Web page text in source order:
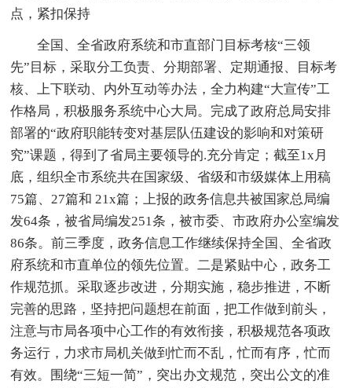
点，紧扣保持
全国、全省政府系统和市直部门目标考核“三领
先”目标，采取分工负责、分期部署、定期通报、目标考
核、上下联动、内外互动等办法，全力构建“大宣传”工
作格局，积极服务系统中心大局。完成了政府总局安排
部署的“政府职能转变对基层队伍建设的影响和对策研
究”课题，得到了省局主要领导的.充分肯定；截至1x月
底，组织全市系统共在国家级、省级和市级媒体上用稿
75篇、27篇和 21x篇；上报的政务信息共被国家总局编
发64条，被省局编发251条，被市委、市政府办公室编发
86条。前三季度，政务信息工作继续保持全国、全省政
府系统和市直单位的领先位置。二是紧贴中心，政务工
作规范抓。采取逐步改进，分期实施，稳步推进，不断
完善的思路，坚持把问题想在前面，把工作做到前头，
注意与市局各项中心工作的有效衔接，积极规范各项政
务运行，力求市局机关做到忙而不乱，忙而有序，忙而
有效。围绕“三短一简”，突出办文规范，突出公文的准